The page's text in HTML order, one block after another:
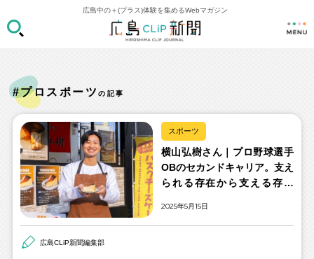
広島中の＋(プラス)体験を集めるWebマガジン
#プロスポーツの記事
スポーツ
横山弘樹さん｜プロ野球選手
OBのセカンドキャリア。支え
られる存在から支える存在
2025年5月15日
広島CLiP新聞編集部